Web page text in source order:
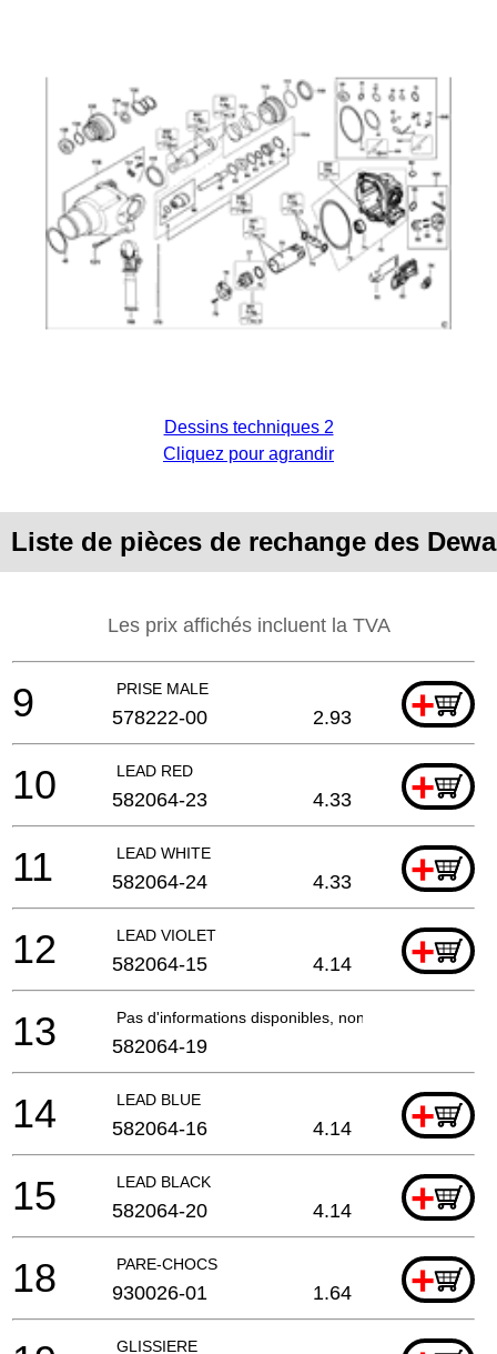
Dessins techniques 2
Cliquez pour agrandir
Liste de pièces de rechange des
Les prix affichés incluent la TVA
PRISE MALE +
9 578222-00 2.93
LEAD RED +
10 582064-23 4.33
LEAD WHITE +
11 582064-24 4.33
LEAD VIOLET +
12 582064-15 4.14
Pas d'informations disponibles, non commandable
13 582064-19
LEAD BLUE +
14 582064-16 4.14
LEAD BLACK +
15 582064-20 4.14
PARE-CHOCS +
18 930026-01 1.64
GLISSIERE